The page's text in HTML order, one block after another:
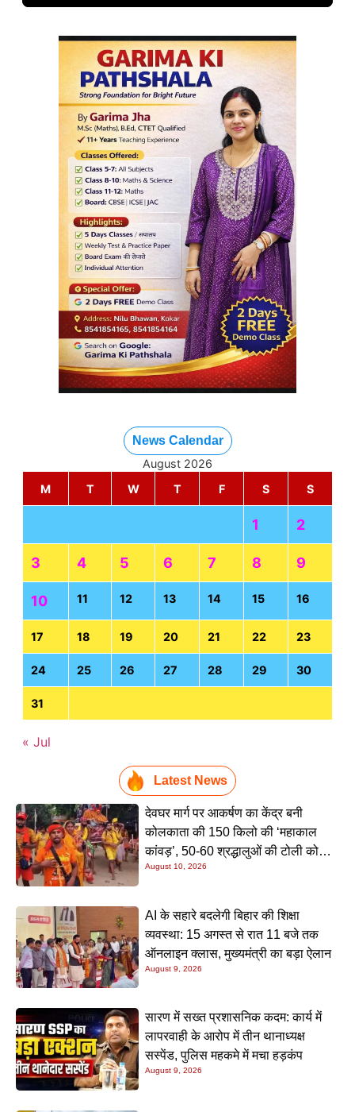
News Calendar
August 2026
M
T W T F S S
1 2
3 4 5 6 7 8 9
10 11 12 13 14 15 16
17 18 19 20 21 22 23
24 25 26 27 28 29 30
31
« Jul
Latest News
देवघर मार्ग पर आकर्षण का केंद्र बनी
कोलकाता की 150 किलो की ‘महाकाल
कांवड़’, 50-60 श्रद्धालुओं की टोली को
देखने उमड़ रही भारी भीड़
August 10, 2026
AI के सहारे बदलेगी बिहार की शिक्षा
व्यवस्था: 15 अगस्त से रात 11 बजे तक
ऑनलाइन क्लास, मुख्यमंत्री का बड़ा ऐलान
August 9, 2026
सारण में सख्त प्रशासनिक कदम: कार्य में
लापरवाही के आरोप में तीन थानाध्यक्ष
सस्पेंड, पुलिस महकमे में मचा हड़कंप
August 9, 2026